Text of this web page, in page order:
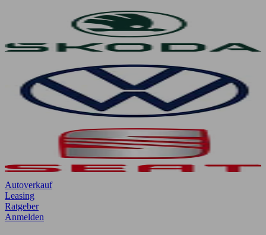
Autoverkauf
Leasing
Ratgeber
Anmelden